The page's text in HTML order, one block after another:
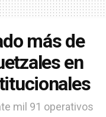
más de
en
mil 91 operativos